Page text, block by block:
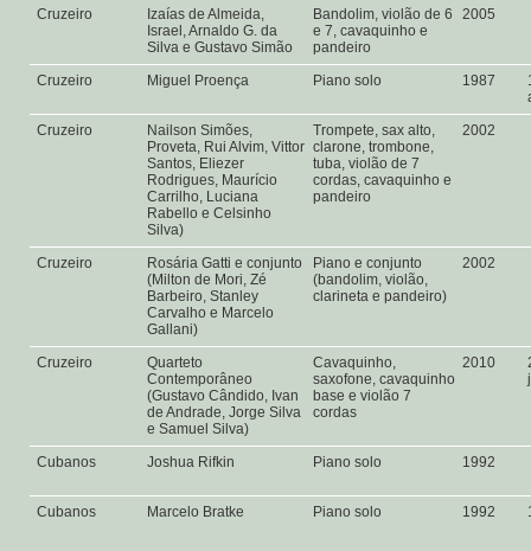
Cruzeiro
Izaías de Almeida,
Israel, Arnaldo G. da
Silva e Gustavo Simão
Bandolim, violão de 6
e 7, cavaquinho e
pandeiro
2005
Cruzeiro Miguel Proença Piano solo 1987
Cruzeiro
Nailson Simões,
Proveta, Rui Alvim, Vittor
Santos, Eliezer
Rodrigues, Maurício
Carrilho, Luciana
Rabello e Celsinho
Silva)
Trompete, sax alto,
clarone, trombone,
tuba, violão de 7
cordas, cavaquinho e
pandeiro
2002
Cruzeiro
Rosária Gatti e conjunto
(Milton de Mori, Zé
Barbeiro, Stanley
Carvalho e Marcelo
Gallani)
Piano e conjunto
(bandolim, violão,
clarineta e pandeiro)
2002
Cruzeiro
Quarteto
Contemporâneo
(Gustavo Cândido, Ivan
de Andrade, Jorge Silva
e Samuel Silva)
Cavaquinho,
saxofone, cavaquinho
base e violão 7
cordas
2010
Cubanos Joshua Rifkin Piano solo 1992
Cubanos Marcelo Bratke Piano solo 1992